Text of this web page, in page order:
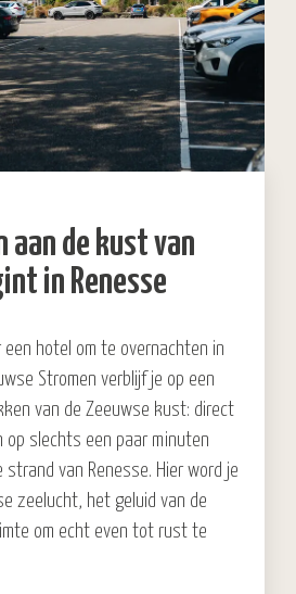
aan de kust van
in Renesse
een hotel om te overnachten in
Stromen verblijf je op een
van de Zeeuwse kust: direct
op slechts een paar minuten
strand van Renesse. Hier word je
zeelucht, het geluid van de
om echt even tot rust te